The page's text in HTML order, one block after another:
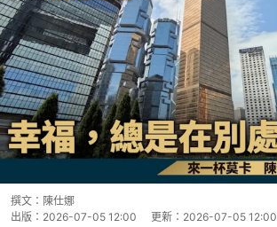
撰文： 陳仕娜
出版： 2026-07-05 12:00 更新： 2026-07-05 12:00